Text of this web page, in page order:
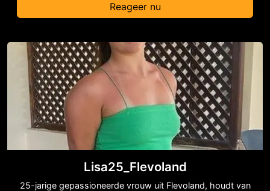
Reageer nu
Lisa25_Flevoland
25-jarige gepassioneerde vrouw uit Flevoland, houdt van